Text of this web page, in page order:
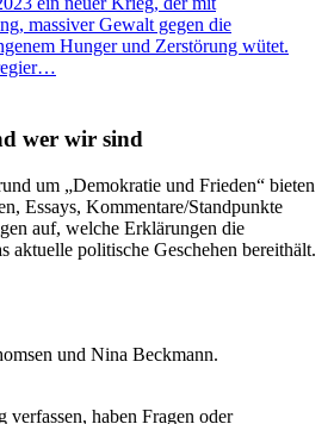
massiver Gewalt gegen die
Hunger und Zerstörung wütet.
wer wir sind
um „Demokratie und Frieden“ bieten
Essays, Kommentare/Standpunkte
auf, welche Erklärungen die
aktuelle politische Geschehen bereithält.
und Nina Beckmann.
verfassen, haben Fragen oder